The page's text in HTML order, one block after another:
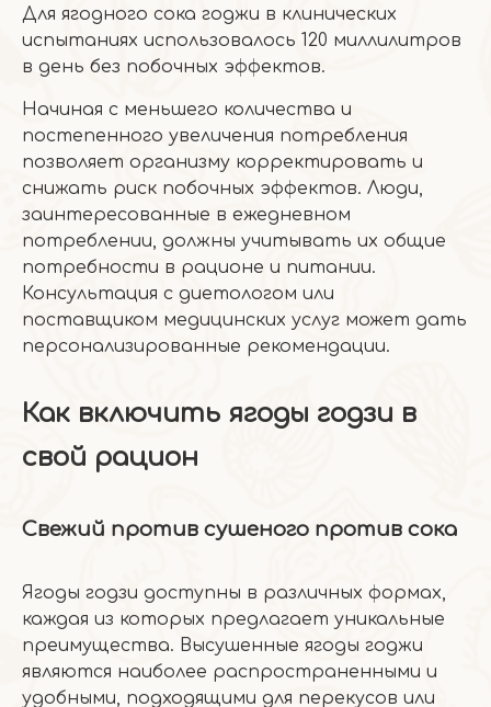
Для ягодного сока годжи в клинических
испытаниях использовалось 120 миллилитров
в день без побочных эффектов.
Начиная с меньшего количества и
постепенного увеличения потребления
позволяет организму корректировать и
снижать риск побочных эффектов. Люди,
заинтересованные в ежедневном
потреблении, должны учитывать их общие
потребности в рационе и питании.
Консультация с диетологом или
поставщиком медицинских услуг может дать
персонализированные рекомендации.
Как включить ягоды годзи в
свой рацион
Свежий против сушеного против сока
Ягоды годзи доступны в различных формах,
каждая из которых предлагает уникальные
преимущества. Высушенные ягоды годжи
являются наиболее распространенными и
удобными, подходящими для перекусов или